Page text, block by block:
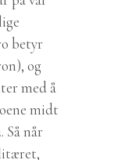
betyr
og
med å
midt
Så når